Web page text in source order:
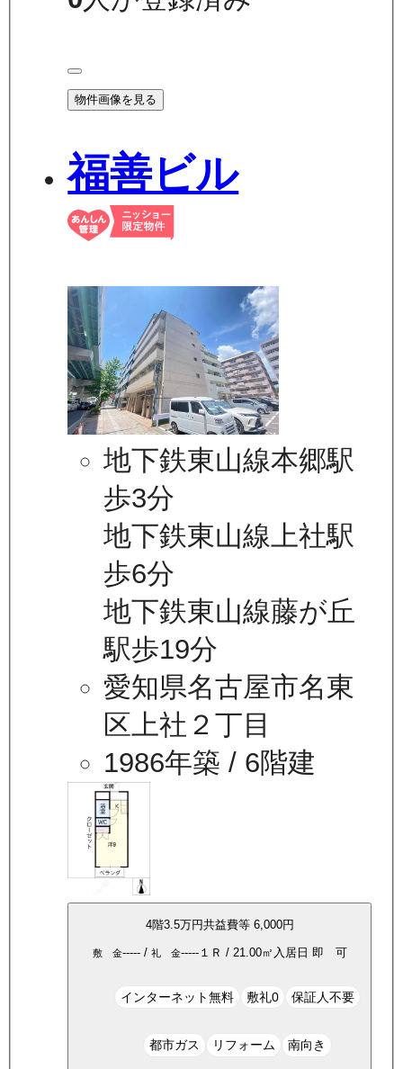
物件画像を見る
福善ビル
地下鉄東山線本郷駅
歩3分
地下鉄東山線上社駅
歩6分
地下鉄東山線藤が丘
駅歩19分
愛知県名古屋市名東
区上社２丁目
1986年築 / 6階建
4階3.5万円共益費等 6,000円
敷 金-----/ 礼 金-----１Ｒ / 21.00㎡ 入居日 即 可
インターネット無料 敷礼0 保証人不要
都市ガス リフォーム 南向き